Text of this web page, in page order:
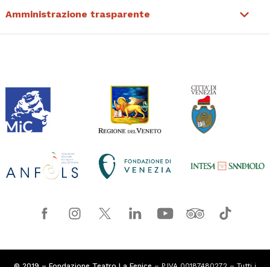
Amministrazione trasparente